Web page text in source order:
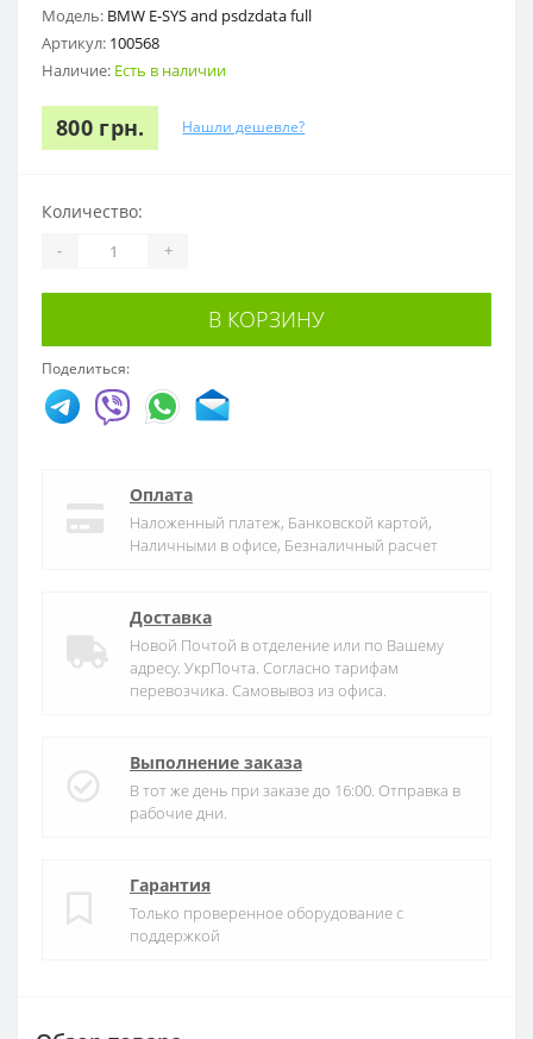
Модель: BMW E-SYS and psdzdata full
Артикул: 100568
Наличие: Есть в наличии
800 грн. Нашли дешевле?
Количество:
- +
В КОРЗИНУ
Поделиться:
Оплата
Наложенный платеж, Банковской картой,
Наличными в офисе, Безналичный расчет
Доставка
Новой Почтой в отделение или по Вашему
адресу. УкрПочта. Согласно тарифам
перевозчика. Самовывоз из офиса.
Выполнение заказа
В тот же день при заказе до 16:00. Отправка в
рабочие дни.
Гарантия
Только проверенное оборудование с
поддержкой